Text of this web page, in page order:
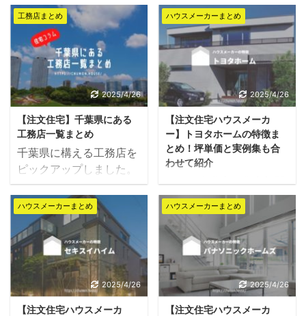
手ハウスメーカーの場合
は、県内に数多くのモデ
ルハウスを構えています
ので、住宅展示場に初め
て訪れる予定の方はご自
宅に近い展示場から訪れ
てみるとよいでしょう。
希望施工エリアに対応し
た住宅メーカー・工 ...
算期前です。 建設業に関
わらず、企業は決算期の
前に少しでも売り上げを
伸ばそうと画策するの
で、住宅を安く購入する
ならハウスメーカー・工
務店ごとの決算期を把握
しておくと良いでしょ
う。 & ...
住宅をローコストで建て
たいという方が多いです
が、ハイグレードな住宅
を建てようと思うとどう
してもコストがかかって
しまいます。 ローコスト
で資産価値の高い家を作
りたいなら、ハウスメー
カー選びが重要です。 ヤ
マト住建は世界基準の住
宅づくりを実現するため
に、「長寿命、広い、高
性能、低価格」を目指し
ているハウスメーカーで
す。広告費を抑え、その
分を住宅性能技術に還元
しています。 今回は、ヤ
マト住建のこだわりや坪
単価・実例まで詳しくま
けて、高品質の家をでき
れば低価格で建てたい、
という方も多いのではな
いでしょうか。 大手のハ
ウスメーカーの場合、品
質をこだわるとどうして
も価格も高くなり実現す
るのが難しいですよね。
一条工務店は高いテクノ
ロジーとデザイン力を兼
ね揃えながら、高品質低
価格で商品提供ができる
よう努めているハウスメ
ーカー。 他の大手ハウス
メーカーとはちょっと異
なるこだわりの住まいづ
くりを強みとするハウス
メーカーと言えます。 大
手ハウスメーカー複数社
工務店まとめ
2025/4/26
【注文住宅】千葉県にある
工務店一覧まとめ
千葉県に構える工務店を
ピックアップしました。
市別に分けてまとめてい
ますが、多くの工務店で
は近隣エリアに対応して
るので、合わせて近隣の
工務店もチェックしてみ
てください。 地場の風土
をしっかりと理解してい
る地元工務店をお探しの
ハウスメーカーまとめ
2025/4/26
【注文住宅ハウスメーカ
ー】トヨタホームの特徴ま
とめ！坪単価と実例集も合
わせて紹介
トヨタ自動車の住宅部門
から独立したトヨタホー
ムは、自動車づくりのノ
ウハウや技術力を活かし
ながら、強靭な家づくり
を実現させてきました。
耐震を始め、自然災害に
強いだけではなく、ユニ
ット工法による大空間の
ハウスメーカーまとめ
2025/4/26
【注文住宅ハウスメーカ
ハウスメーカーまとめ
2025/4/26
【注文住宅ハウスメーカ